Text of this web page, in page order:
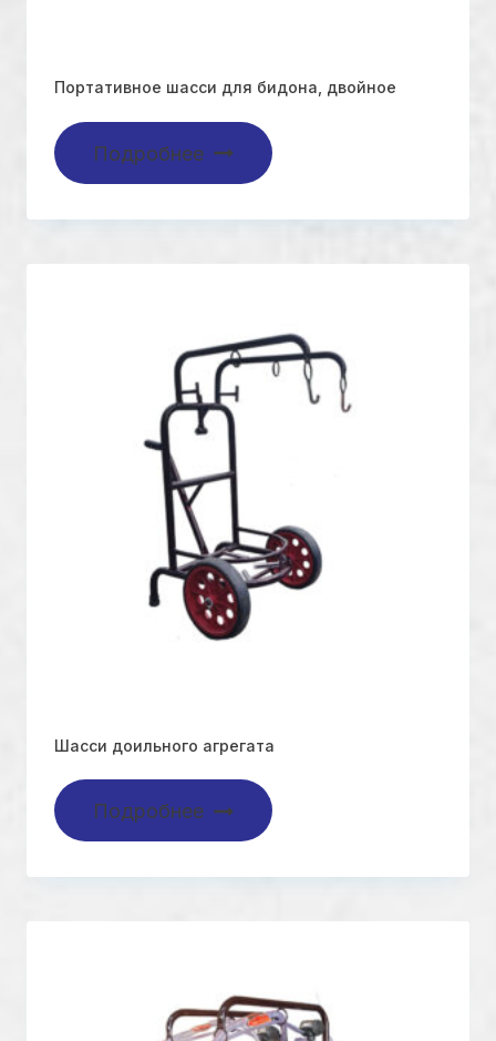
Портативное шасси для бидона, двойное
Подробнее
Шасси доильного агрегата
Подробнее